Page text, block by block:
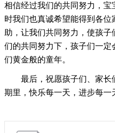
相信经过我们的共同努力，宝
时我们也真诚希望能得到各
助，让我们共同努力，使孩
们的共同努力下，孩子们一
们黄金般的童年。
最后，祝愿孩子们、家长
期里，快乐每一天，进步每一